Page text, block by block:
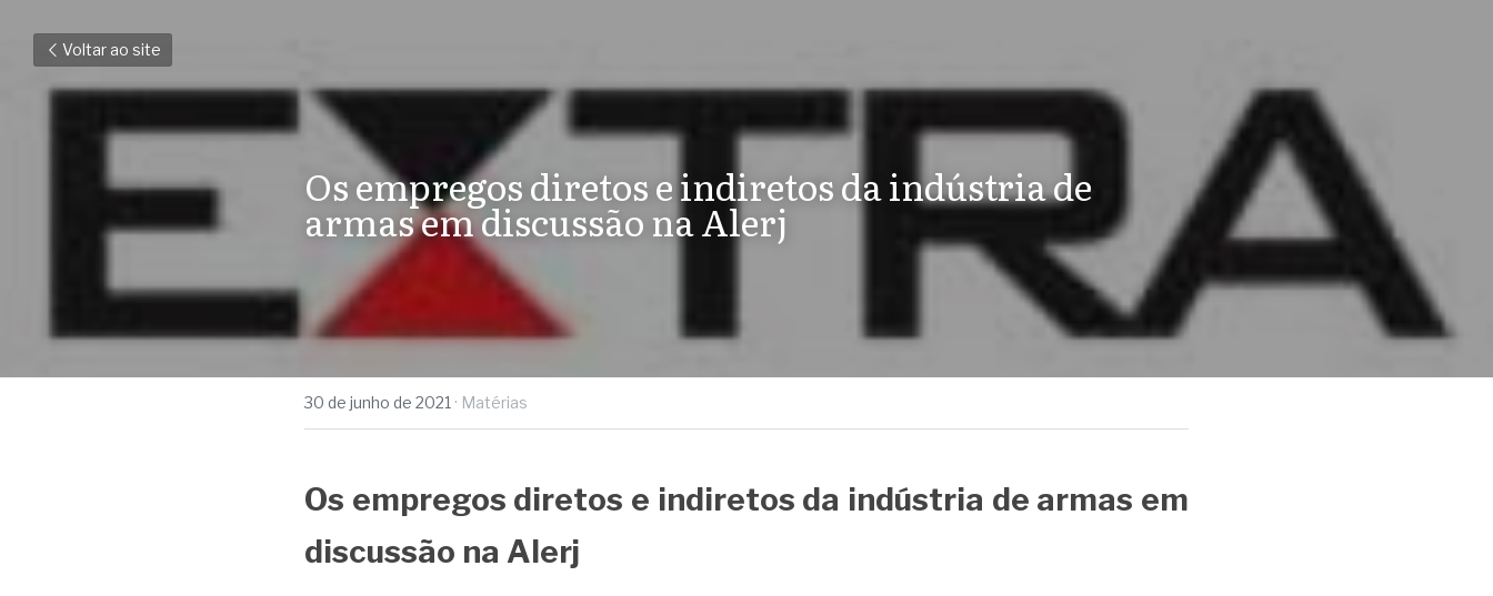
Voltar ao site
Os empregos diretos e indiretos da indústria de
armas em discussão na Alerj
30 de junho de 2021 · Matérias
Os empregos diretos e indiretos da indústria de armas em
discussão na Alerj